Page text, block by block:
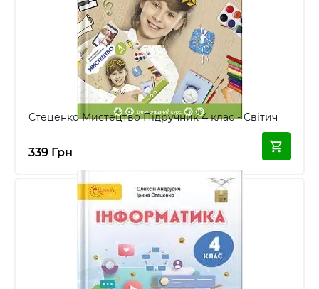
Стеценко Мистецтво Підручник 4 клас - Світич
339 Грн